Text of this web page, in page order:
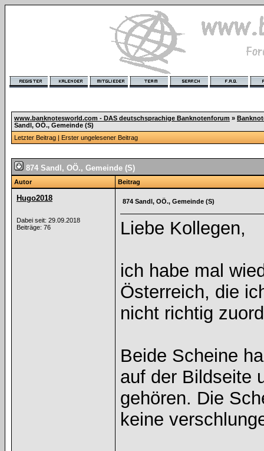
www.banknotesworld.com - DAS deutschsprachige Banknotenforum »
Sandl, OÖ., Gemeinde (S)
Letzter Beitrag | Erster ungelesener Beitrag
874 Sandl, OÖ., Gemeinde (S)
Autor Beitrag
Hugo2018
Dabei seit: 29.09.2018
Beiträge: 76
874 Sandl, OÖ., Gemeinde (S)
Liebe Kollegen,
ich habe mal
Österreich, die
nicht richtig
Beide Scheine
auf der Bildseite
gehören. Die
keine